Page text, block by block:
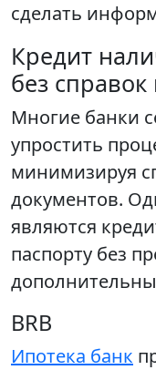
сделать
Кредит
без справок
Многие банки
упростить
минимизируя
документов.
являются
паспорту без
BRB
Ипотека банк